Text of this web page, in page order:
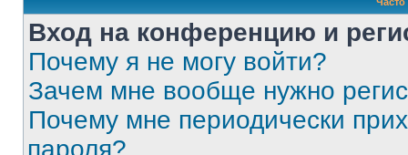
Вход на конференцию и
Почему я не могу войти?
Зачем мне вообще нужно
Почему мне периодически
пароля?